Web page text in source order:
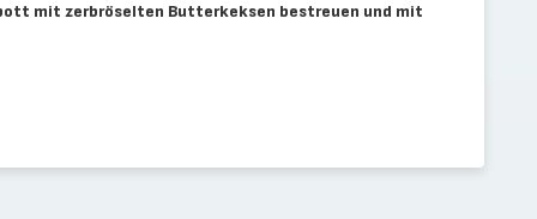
mit zerbröselten Butterkeksen bestreuen und mit